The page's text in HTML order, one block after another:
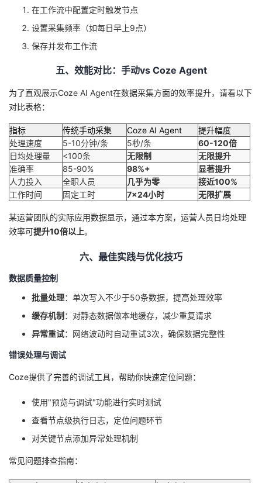
在工作流中配置定时触发节点
设置采集频率（如每日早上9点）
保存并发布工作流
五、效能对比：手动vs Coze Agent
为了直观展示Coze AI Agent在数据采集方面的效率提升，请看以下
对比表格：
指标 传统手动采集 Coze AI Agent
提升幅度
处理速度
5-10分钟/条 5秒/条
60-120倍
日均处理量
<100条 无限制
无限提升
准确率
85-90% 98%+
显著提升
人力投入
全职人员 几乎为零
接近100%
工作时间
固定工时 7×24小时 无限扩展
某运营团队的实际应用数据显示，通过本方案，运营人员日均处理
效率可提升10倍以上。
六、最佳实践与优化技巧
数据质量控制
批量处理：单次写入不少于50条数据，提高处理效率
缓存机制 ：对静态数据做本地缓存，减少重复请求
异常重试：网络波动时自动重试3次，确保数据完整性
错误处理与调试
Coze提供了完善的调试工具，帮助你快速定位问题：
使用"预览与调试"功能进行实时测试
查看节点级执行日志，定位问题环节
对关键节点添加异常处理机制
常见问题排查指南：